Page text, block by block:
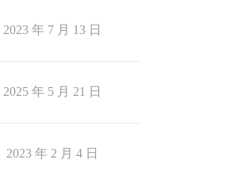
2023 年 7 月 13 日
2025 年 5 月 21 日
2023 年 2 月 4 日